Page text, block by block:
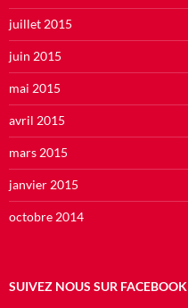
juillet 2015
juin 2015
mai 2015
avril 2015
mars 2015
janvier 2015
octobre 2014
SUIVEZ NOUS SUR FACEBOOK